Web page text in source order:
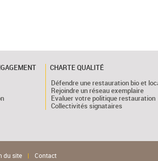
CHARTE QUALITÉ
Défendre une restauration bio et
Rejoindre un réseau exemplaire
Evaluer votre politique restauration
Collectivités signataires
du site | Contact